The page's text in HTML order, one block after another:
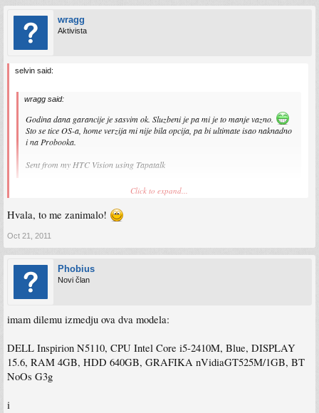
wragg
Aktivista
selvin said:
wragg said:
Godina dana garancije je sasvim ok. Sluzbeni je pa mi je to manje vazno.
Sto se tice OS-a, home verzija mi nije bila opcija, pa bi ultimate isao naknadno
i na Probooka.
Sent from my HTC Vision using Tapatalk
Ako ti garancija i os nista ne znace, onda si dobro izabrao
Click to expand...
Hvala, to me zanimalo!
Oct 21, 2011
Phobius
Novi član
imam dilemu izmedju ova dva modela:
DELL Inspirion N5110, CPU Intel Core i5-2410M, Blue, DISPLAY
15.6, RAM 4GB, HDD 640GB, GRAFIKA nVidiaGT525M/1GB, BT
NoOs G3g
i